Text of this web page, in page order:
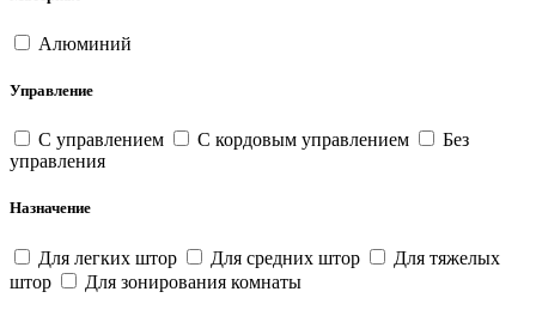
Алюминий
Управление
С управлением С кордовым управлением
Без
управления
Назначение
Для легких штор Для средних штор
Для тяжелых
штор
Для зонирования комнаты